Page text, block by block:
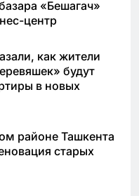
«Бешагач»
центр
как жители
будут
в новых
районе Ташкента
старых